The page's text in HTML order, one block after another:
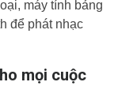
máy tính bảng
để phát nhạc
mọi cuộc